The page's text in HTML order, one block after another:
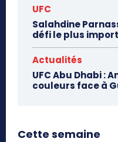
UFC
Salahdine
défi le plus
Actualités
UFC Abu Dhabi :
couleurs face à
Cette semaine